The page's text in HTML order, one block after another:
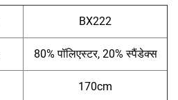
BX222
80% पॉलिएस्टर, 20% स्पैंडेक्स
170cm